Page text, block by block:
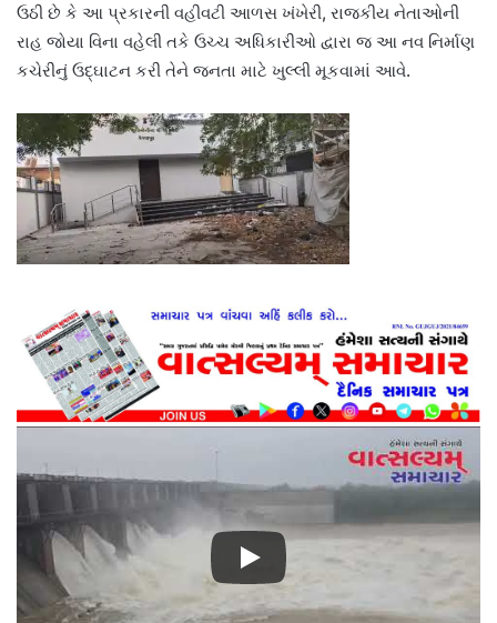
ઉઠી છે કે આ પ્રકારની વહીવટી આળસ ખંખેરી, રાજકીય નેતાઓની
રાહ જોયા વિના વહેલી તકે ઉચ્ચ અધિકારીઓ દ્વારા જ આ નવ નિર્માણ
કચેરીનું ઉદ્ઘાટન કરી તેને જનતા માટે ખુલ્લી મૂકવામાં આવે.